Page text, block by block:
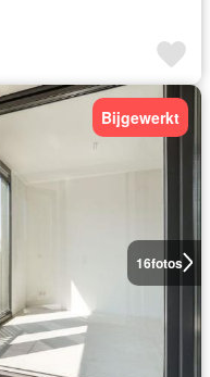
16fotos
Bijgewerkt